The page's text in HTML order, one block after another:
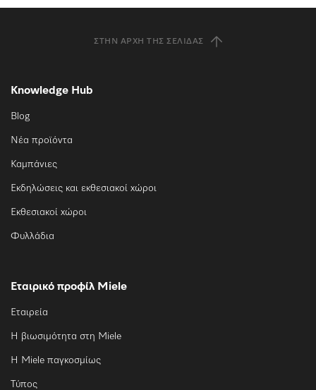
ΣΤΗΝ ΑΡΧΉ ΤΗΣ ΣΕΛΊΔΑΣ
Knowledge Hub
Blog
Νέα προϊόντα
Καμπάνιες
Εκδηλώσεις και εκθεσιακοί χώροι
Εκθεσιακοί χώροι
Φυλλάδια
Εταιρικό προφίλ Miele
Εταιρεία
Η βιωσιμότητα στη Miele
Η Miele παγκοσμίως
Τύπος